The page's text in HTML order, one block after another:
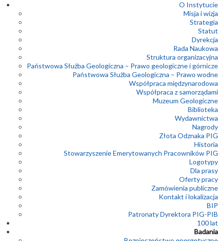
O Instytucie
Misja i wizja
Strategia
Statut
Dyrekcja
Rada Naukowa
Struktura organizacyjna
Państwowa Służba Geologiczna – Prawo geologiczne i górnicze
Państwowa Służba Geologiczna – Prawo wodne
Współpraca międzynarodowa
Współpraca z samorządami
Muzeum Geologiczne
Biblioteka
Wydawnictwa
Nagrody
Złota Odznaka PIG
Historia
Stowarzyszenie Emerytowanych Pracowników PIG
Logotypy
Dla prasy
Oferty pracy
Zamówienia publiczne
Kontakt i lokalizacja
BIP
Patronaty Dyrektora PIG-PIB
100 lat
Badania